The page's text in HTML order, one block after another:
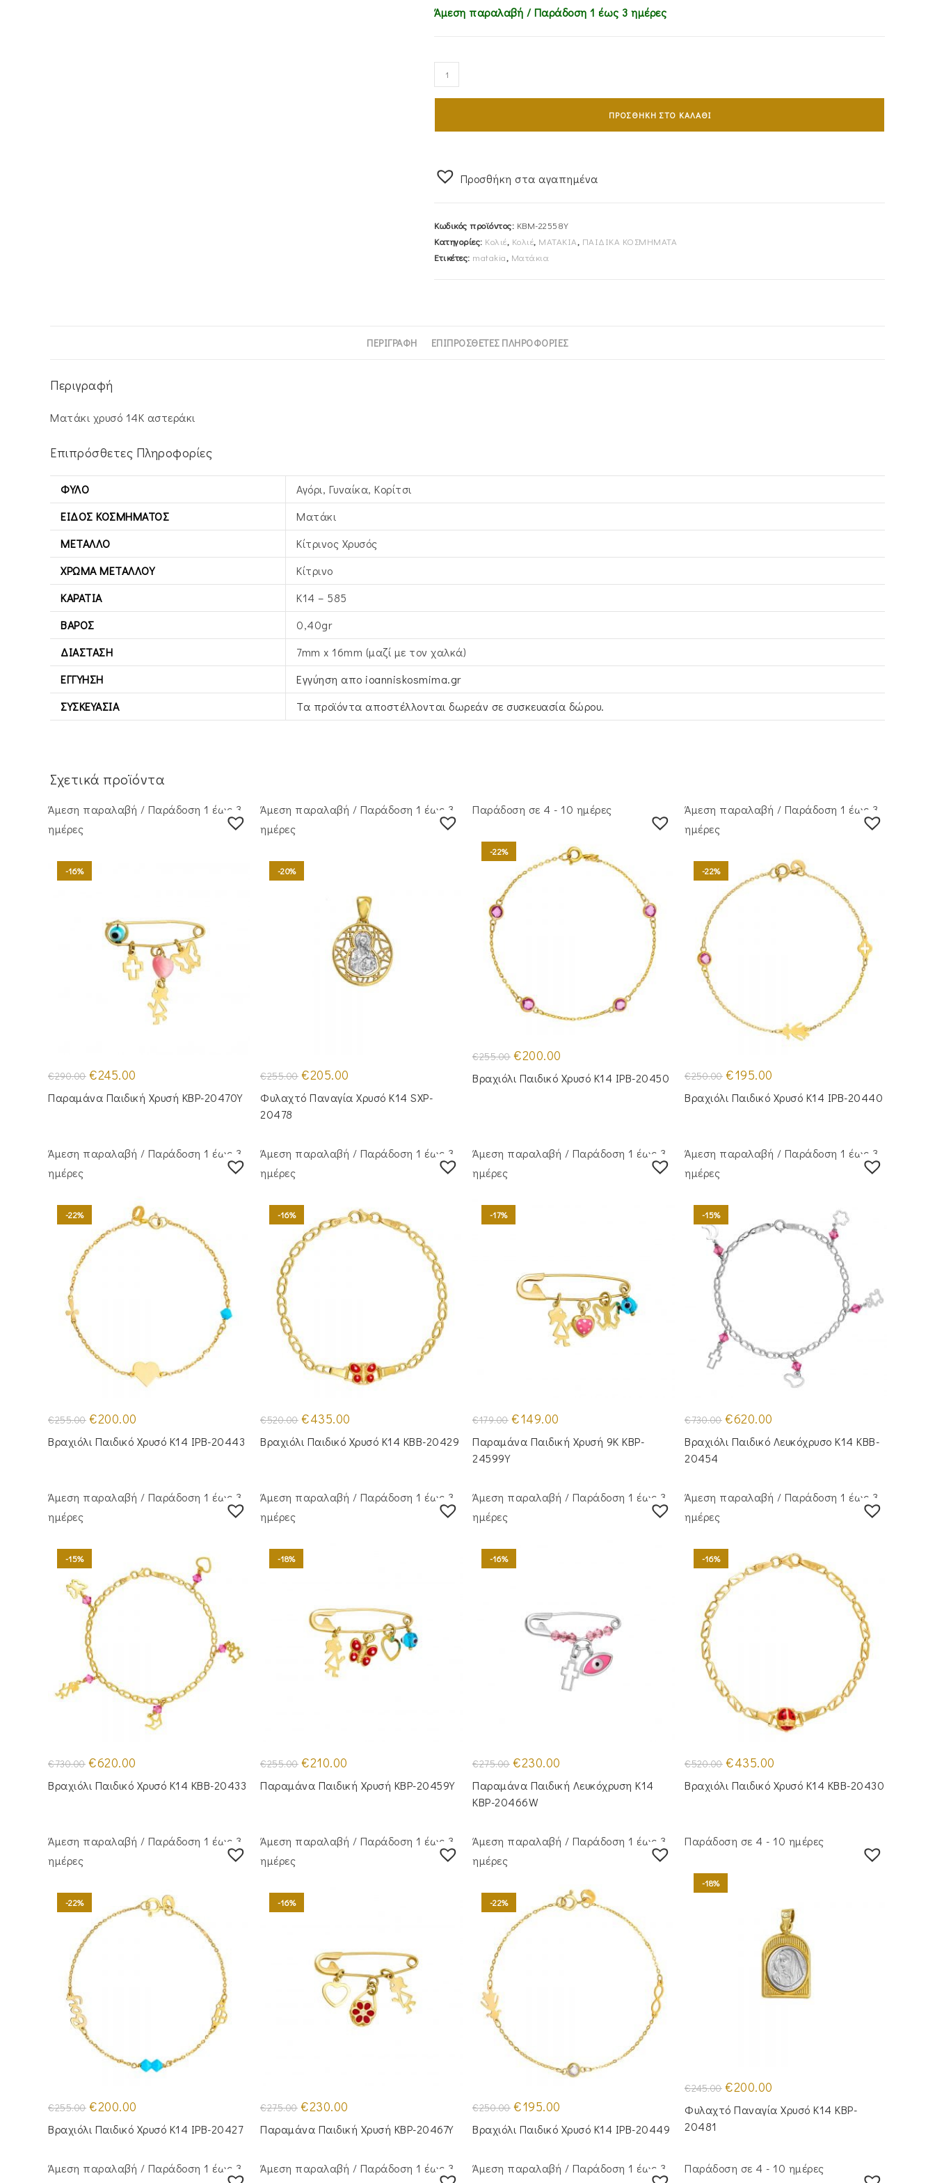
Άμεση παραλαβή / Παράδoση 1 έως 3 ημέρες
Χρυσό
Ματάκι
ποσότητα
ΠΡΟΣΘΉΚΗ ΣΤΟ ΚΑΛΆΘΙ
Προσθήκη στα αγαπημένα
Κωδικός προϊόντος: KBM-22558Y
Κατηγορίες: Κολιέ, Κολιέ, ΜΑΤΑΚΙΑ, ΠΑΙΔΙΚΑ ΚΟΣΜΗΜΑΤΑ
Ετικέτες: matakia, Ματάκια
ΠΕΡΙΓΡΑΦΉ ΕΠΙΠΡΌΣΘΕΤΕΣ ΠΛΗΡΟΦΟΡΊΕΣ
Περιγραφή
Ματάκι χρυσό 14Κ αστεράκι
Επιπρόσθετες Πληροφορίες
ΦΎΛΟ
Αγόρι, Γυναίκα, Κορίτσι
ΕΊΔΟΣ ΚΟΣΜΉΜΑΤΟΣ
Ματάκι
ΜΈΤΑΛΛΟ
Κίτρινος Xρυσός
ΧΡΏΜΑ ΜΕΤΆΛΛΟΥ
Κίτρινο
ΚΑΡΆΤΙΑ
Κ14 – 585
ΒΆΡΟΣ
0,40gr
ΔΙΆΣΤΑΣΗ
7mm x 16mm (μαζί με τον χαλκά)
ΕΓΓΎΗΣΗ
Εγγύηση απο ioanniskosmima.gr
ΣΥΣΚΕΥΑΣΊΑ
Τα προϊόντα αποστέλλονται δωρεάν σε συσκευασία δώρου.
Σχετικά προϊόντα
Άμεση παραλαβή / Παράδoση 1 έως 3
ημέρες
-16%
€290.00 Original
price
was:
€290.00.
€245.00
τιμή
είναι:
Παραμάνα Παιδική Χρυσή KBP-20470Υ
Άμεση παραλαβή / Παράδoση 1 έως 3
ημέρες
-20%
€255.00 Original
price
was:
€255.00.
€205.00
τιμή
είναι:
Φυλαχτό Παναγία Χρυσό Κ14 SXP-
20478
Παράδοση σε 4 - 10 ημέρες
-22%
€255.00 Original
price
was:
€255.00.
€200.00
τιμή
είναι:
Βραχιόλι Παιδικό Χρυσό Κ14 IPB-20450
Άμεση παραλαβή / Παράδoση 1 έως 3
ημέρες
-22%
€250.00 Original
price
was:
€250.00.
€195.00
τιμή
είναι:
Βραχιόλι Παιδικό Χρυσό Κ14 IPB-20440
Άμεση παραλαβή / Παράδoση 1 έως 3
ημέρες
-22%
€255.00 Original
price
was:
€255.00.
€200.00
τιμή
είναι:
Βραχιόλι Παιδικό Χρυσό Κ14 IPB-20443
Άμεση παραλαβή / Παράδoση 1 έως 3
ημέρες
-16%
€520.00 Original
price
was:
€520.00.
€435.00
τιμή
είναι:
Βραχιόλι Παιδικό Χρυσό Κ14 KBB-20429
Άμεση παραλαβή / Παράδoση 1 έως 3
ημέρες
-17%
€179.00 Original
price
was:
€179.00.
€149.00
τιμή
είναι:
Παραμάνα Παιδική Χρυσή 9Κ KBP-
24599Υ
Άμεση παραλαβή / Παράδoση 1 έως 3
ημέρες
-15%
€730.00 Original
price
was:
€730.00.
€620.00
τιμή
είναι:
Βραχιόλι Παιδικό Λευκόχρυσο Κ14 KBB-
20454
Άμεση παραλαβή / Παράδoση 1 έως 3
ημέρες
-15%
€730.00 Original
price
was:
€730.00.
€620.00
τιμή
είναι:
Βραχιόλι Παιδικό Χρυσό Κ14 KBB-20433
Άμεση παραλαβή / Παράδoση 1 έως 3
ημέρες
-18%
€255.00 Original
price
was:
€255.00.
€210.00
τιμή
είναι:
Παραμάνα Παιδική Χρυσή KBP-20459Υ
Άμεση παραλαβή / Παράδoση 1 έως 3
ημέρες
-16%
€275.00 Original
price
was:
€275.00.
€230.00
τιμή
είναι:
Παραμάνα Παιδική Λευκόχρυση Κ14
KBP-20466W
Άμεση παραλαβή / Παράδoση 1 έως 3
ημέρες
-16%
€520.00 Original
price
was:
€520.00.
€435.00
τιμή
είναι:
Βραχιόλι Παιδικό Χρυσό Κ14 KBB-20430
Άμεση παραλαβή / Παράδoση 1 έως 3
ημέρες
-22%
€255.00 Original
price
was:
€255.00.
€200.00
τιμή
είναι:
Βραχιόλι Παιδικό Χρυσό Κ14 IPB-20427
Άμεση παραλαβή / Παράδoση 1 έως 3
ημέρες
-16%
€275.00 Original
price
was:
€275.00.
€230.00
τιμή
είναι:
Παραμάνα Παιδική Χρυσή KBP-20467Υ
Άμεση παραλαβή / Παράδoση 1 έως 3
ημέρες
-22%
€250.00 Original
price
was:
€250.00.
€195.00
τιμή
είναι:
Βραχιόλι Παιδικό Χρυσό Κ14 IPB-20449
Παράδοση σε 4 - 10 ημέρες
-18%
€245.00 Original
price
was:
€245.00.
€200.00
τιμή
είναι:
Φυλαχτό Παναγία Χρυσό Κ14 KBP-
20481
Άμεση παραλαβή / Παράδoση 1 έως 3
Άμεση παραλαβή / Παράδoση 1 έως 3
Άμεση παραλαβή / Παράδoση 1 έως 3
Παράδοση σε 4 - 10 ημέρες